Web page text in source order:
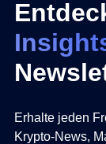
Erhalte jeden
Krypto-News,